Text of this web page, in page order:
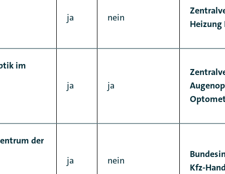
ja nein
im
ja
ja
der
ja
nein
Kfz-